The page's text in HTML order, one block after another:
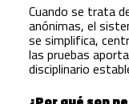
Cuando se trata
anónimas, el
se simplifica,
las pruebas
disciplinario